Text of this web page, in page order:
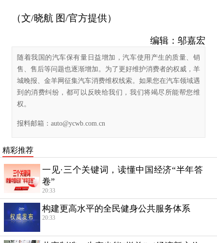
（文/晓航 图/官方提供）
编辑：邬嘉宏
随着我国的汽车保有量日益增加，汽车使用产生的质量、销
售、售后等问题也逐渐增加。为了更好维护消费者的权威，羊
城晚报、金羊网征集汽车消费维权线索。如果您在汽车领域遇
到的消费纠纷，都可以反映给我们，我们将竭尽所能帮您维
权。
报料邮箱： auto@ycwb.com.cn
精彩推荐